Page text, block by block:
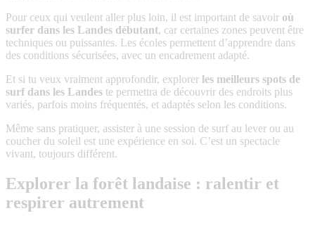
Pour ceux qui veulent aller plus loin, il est important de savoir où
surfer dans les Landes débutant, car certaines zones peuvent être
techniques ou puissantes. Les écoles permettent d’apprendre dans
des conditions sécurisées, avec un encadrement adapté.
Et si tu veux vraiment approfondir, explorer les meilleurs spots de
surf dans les Landes te permettra de découvrir des endroits plus
variés, parfois moins fréquentés, et adaptés selon les conditions.
Même sans pratiquer, assister à une session de surf au lever ou au
coucher du soleil est une expérience en soi. C’est un spectacle
vivant, toujours différent.
Explorer la forêt landaise : ralentir et
respirer autrement